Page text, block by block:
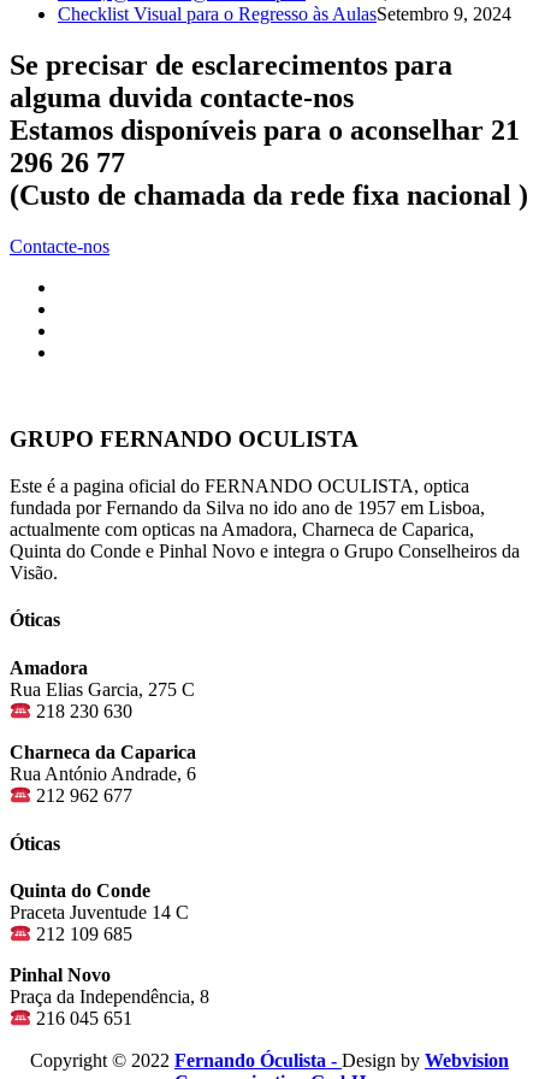
Checklist Visual para o Regresso às AulasSetembro 9, 2024
Se precisar de esclarecimentos para
alguma duvida contacte-nos
Estamos disponíveis para o aconselhar 21
296 26 77
(Custo de chamada da rede fixa nacional )
Contacte-nos
GRUPO FERNANDO OCULISTA
Este é a pagina oficial do FERNANDO OCULISTA, optica
fundada por Fernando da Silva no ido ano de 1957 em Lisboa,
actualmente com opticas na Amadora, Charneca de Caparica,
Quinta do Conde e Pinhal Novo e integra o Grupo Conselheiros da
Visão.
Óticas
Amadora
Rua Elias Garcia, 275 C
218 230 630
Charneca da Caparica
Rua António Andrade, 6
212 962 677
Óticas
Quinta do Conde
Praceta Juventude 14 C
212 109 685
Pinhal Novo
Praça da Independência, 8
216 045 651
Copyright © 2022 Fernando Óculista - Design by Webvision